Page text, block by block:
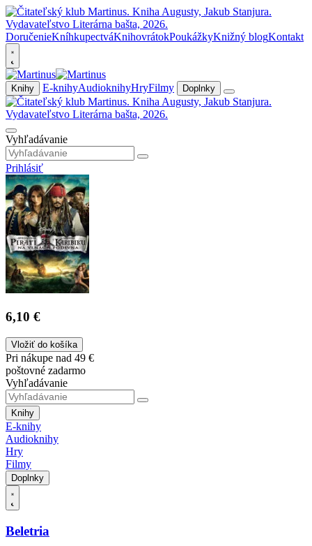
DoručenieKníhkupectváKnihovrátokPoukážkyKnižný blogKontakt
Knihy E-knihyAudioknihyHryFilmy Doplnky
Vyhľadávanie
Prihlásiť
6,10 €
Vložiť do košíka
Pri nákupe nad 49 €
poštovné zadarmo
Vyhľadávanie
Knihy
E-knihy
Audioknihy
Hry
Filmy
Doplnky
Beletria